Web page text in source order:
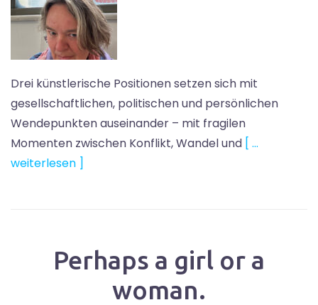
Drei künstlerische Positionen setzen sich mit
gesellschaftlichen, politischen und persönlichen
Wendepunkten auseinander – mit fragilen
Momenten zwischen Konflikt, Wandel und [ …
weiterlesen ]
Perhaps a girl or a
woman.